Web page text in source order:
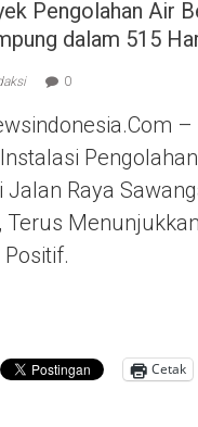
Pengolahan Air
dalam 515
0
Jalan Raya
Terus Menunjukkan
Cetak